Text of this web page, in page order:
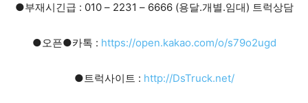
●부재시긴급 : 010 – 2231 – 6666 (용달.개별.임대) 트럭상담
●오픈●카톡 : https://open.kakao.com/o/s79o2ugd
●트럭사이트 : http://DsTruck.net/